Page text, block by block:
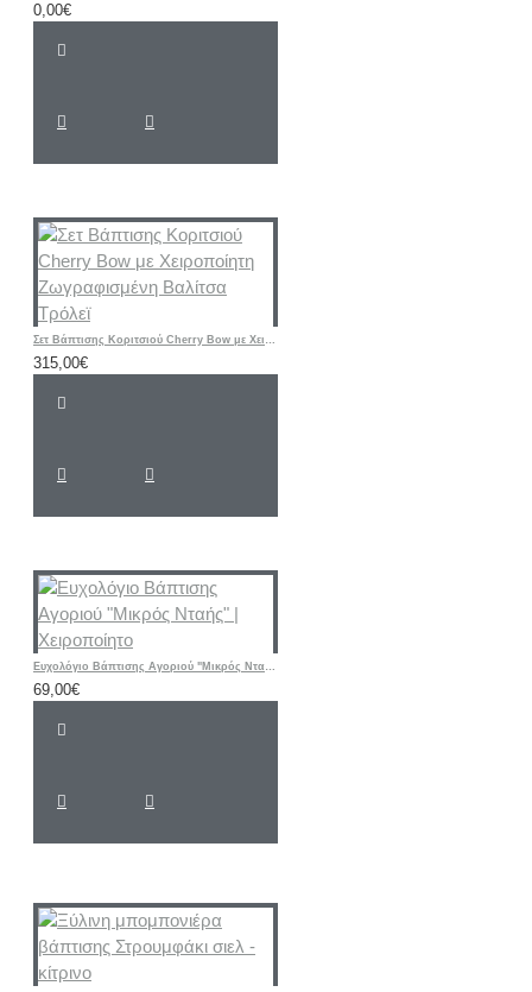
0,00€
Σετ Βάπτισης Κοριτσιού Cherry Bow με Χειροποίητη Ζωγραφισμένη Βαλίτσα Τρόλεϊ
315,00€
Ευχολόγιο Βάπτισης Αγοριού "Μικρός Νταής" | Χειροποίητο
69,00€